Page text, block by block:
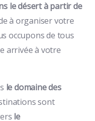
le désert à partir de
à organiser votre
occupons de tous
arrivée à votre
le domaine des
sont
le